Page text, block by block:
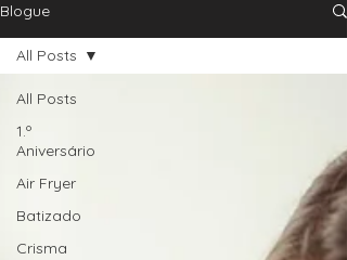
Blogue
All Posts
1.º
Aniversário
Air Fryer
Batizado
Crisma
All Posts